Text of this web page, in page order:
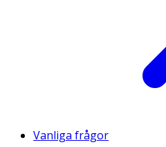
Vanliga frågor